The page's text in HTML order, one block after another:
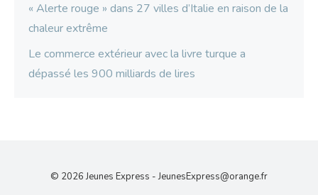
« Alerte rouge » dans 27 villes d’Italie en raison de la
chaleur extrême
Le commerce extérieur avec la livre turque a
dépassé les 900 milliards de lires
© 2026 Jeunes Express -JeunesExpress@orange.fr